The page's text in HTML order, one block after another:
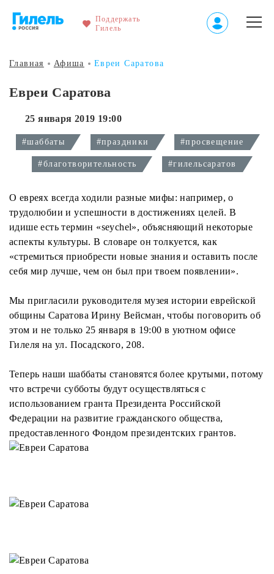
Поддержать
Гилель
Главная Афиша Евреи Саратова
Евреи Саратова
25 января 2019 19:00
#шаббаты #праздники #просвещение
#благотворительность #гилельсаратов
О евреях всегда ходили разные мифы: например, о
трудолюбии и успешности в достижениях целей. В
идише есть термин «seychel», объясняющий некоторые
аспекты культуры. В словаре он толкуется, как
«стремиться приобрести новые знания и оставить после
себя мир лучше, чем он был при твоем появлении».
Мы пригласили руководителя музея истории еврейской
общины Саратова Ирину Вейсман, чтобы поговорить об
этом и не только 25 января в 19:00 в уютном офисе
Гилеля на ул. Посадского, 208.
Теперь наши шаббаты становятся более крутыми, потому
что встречи субботы будут осуществляться с
использованием гранта Президента Российской
Федерации на развитие гражданского общества,
предоставленного Фондом президентских грантов.